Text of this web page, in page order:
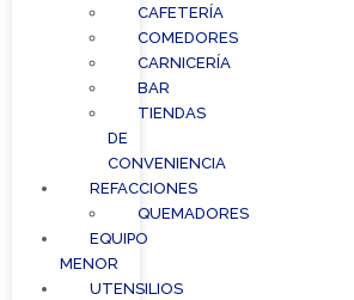
CAFETERÍA
COMEDORES
CARNICERÍA
BAR
TIENDAS
DE
CONVENIENCIA
REFACCIONES
QUEMADORES
EQUIPO
MENOR
UTENSILIOS